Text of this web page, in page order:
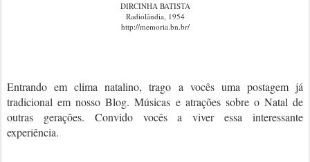
DIRCINHA BATISTA
Radiolândia, 1954
http://memoria.bn.br/
Entrando em clima natalino, trago a vocês uma postagem já
tradicional em nosso Blog. Músicas e atrações sobre o Natal de
outras gerações. Convido vocês a viver essa interessante
experiência.